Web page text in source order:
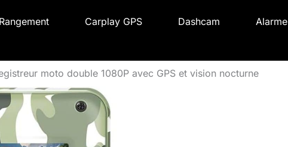
Rangement Carplay GPS Dashcam Alarme
moto double 1080P avec GPS et vision nocturne